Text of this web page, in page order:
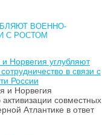
ВОЕННО-
С РОСТОМ
Норвегия углубляют
в связи с
России
и Норвегия
совместных
Атлантике в ответ